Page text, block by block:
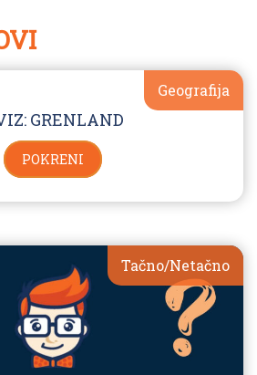
Geografija
GRENLAND
POKRENI
Tačno/Netačno